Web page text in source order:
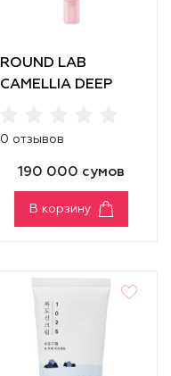
ROUND LAB
CAMELLIA DEEP
0 отзывов
190 000 сумов
В корзину